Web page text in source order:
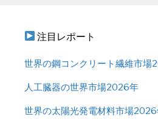
注目レポート
世界の鋼コンクリート繊維市場
人工臓器の世界市場2026年
世界の太陽光発電材料市場